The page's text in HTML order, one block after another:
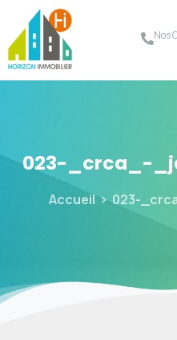
Nos
023-_crca_-
Accueil 023-